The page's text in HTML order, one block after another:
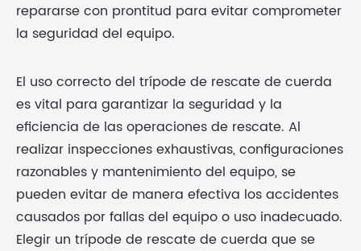
repararse con prontitud para evitar comprometer
la seguridad del equipo.
El uso correcto del trípode de rescate de cuerda
es vital para garantizar la seguridad y la
eficiencia de las operaciones de rescate. Al
realizar inspecciones exhaustivas, configuraciones
razonables y mantenimiento del equipo, se
pueden evitar de manera efectiva los accidentes
causados por fallas del equipo o uso inadecuado.
Elegir un trípode de rescate de cuerda que se